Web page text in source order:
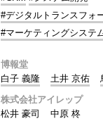
#デジタルトランスフォ
#マーケティングシステ
博報堂
白子 義隆
土井 京佑
株式会社アイレップ
松井 豪司
中原 柊